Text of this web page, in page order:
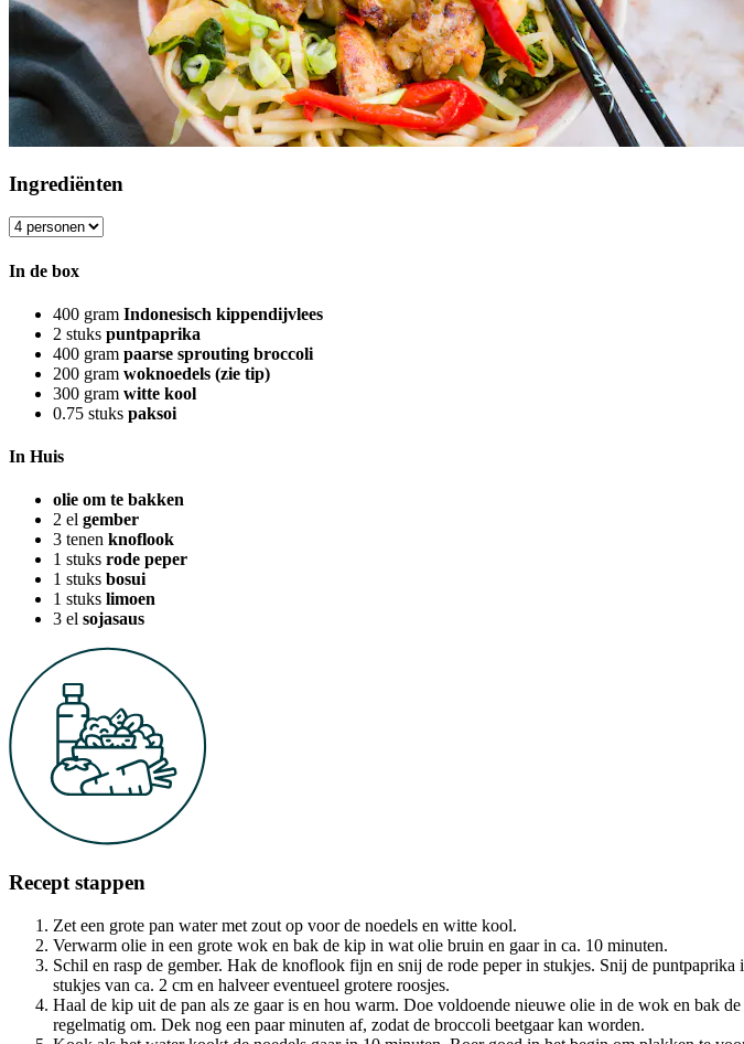
Ingrediënten
In de box
400 gram Indonesisch kippendijvlees
2 stuks puntpaprika
400 gram paarse sprouting broccoli
200 gram woknoedels (zie tip)
300 gram witte kool
0.75 stuks paksoi
In Huis
olie om te bakken
2 el gember
3 tenen knoflook
1 stuks rode peper
1 stuks bosui
1 stuks limoen
3 el sojasaus
Recept stappen
Zet een grote pan water met zout op voor de noedels en witte kool.
Verwarm olie in een grote wok en bak de kip in wat olie bruin en gaar in ca. 10 minuten.
Schil en rasp de gember. Hak de knoflook fijn en snij de rode peper in stukjes. Snij de
stukjes van ca. 2 cm en halveer eventueel grotere roosjes.
Haal de kip uit de pan als ze gaar is en hou warm. Doe voldoende nieuwe olie in de wok en bak
regelmatig om. Dek nog een paar minuten af, zodat de broccoli beetgaar kan worden.